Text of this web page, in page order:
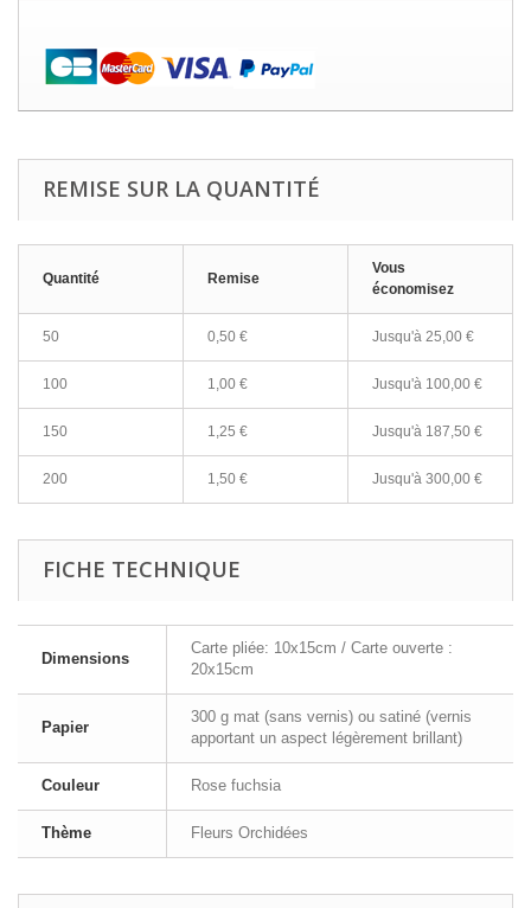
REMISE SUR LA QUANTITÉ
Quantité Remise
Vous
économisez
50 0,50 € Jusqu'à 25,00 €
100 1,00 € Jusqu'à 100,00 €
150 1,25 € Jusqu'à 187,50 €
200 1,50 € Jusqu'à 300,00 €
FICHE TECHNIQUE
Dimensions
Carte pliée: 10x15cm / Carte ouverte :
20x15cm
Papier
300 g mat (sans vernis) ou satiné (vernis
apportant un aspect légèrement brillant)
Couleur Rose fuchsia
Thème Fleurs Orchidées